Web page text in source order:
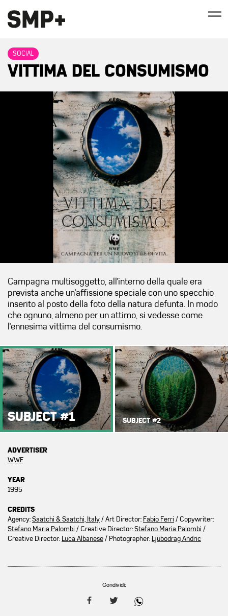
SOCIAL
VITTIMA DEL CONSUMISMO
Campagna multisoggetto, all'interno della quale era
prevista anche un'affissione speciale con uno specchio
inserito al posto della foto della natura defunta. In modo
che ognuno, almeno per un attimo, si vedesse come
l'ennesima vittima del consumismo.
SUBJECT #1 SUBJECT #2
ADVERTISER
WWF
YEAR
1995
CREDITS
Agency:Saatchi & Saatchi, Italy/ Art Director: Fabio Ferri / Copywriter:
Stefano Maria Palombi / Creative Director:Stefano Maria Palombi /
Creative Director: Luca Albanese/ Photographer: Ljubodrag Andric
Condividi: